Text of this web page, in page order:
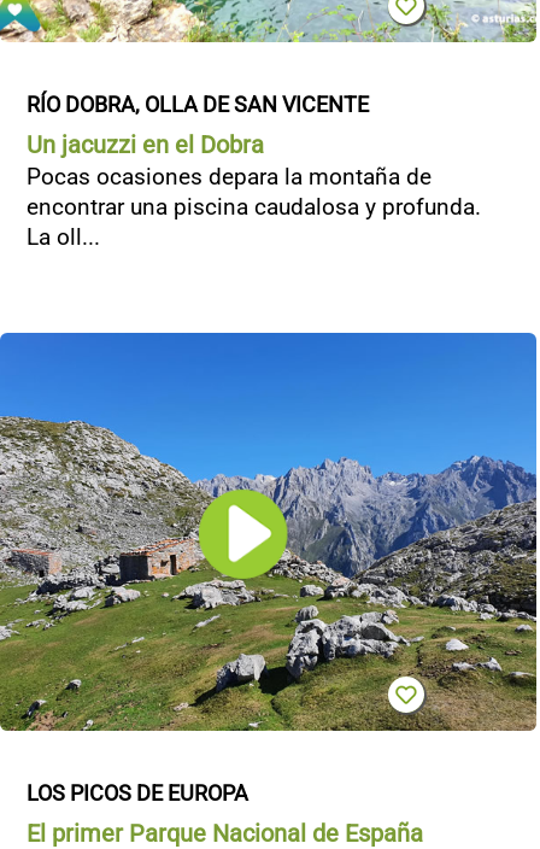
RÍO DOBRA, OLLA DE SAN VICENTE
Un jacuzzi en el Dobra
Pocas ocasiones depara la montaña de
encontrar una piscina caudalosa y profunda.
La oll...
LOS PICOS DE EUROPA
El primer Parque Nacional de España